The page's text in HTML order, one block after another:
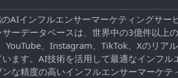
AIインフルエンサーマーケティングサー
ーデータベースは、世界中の3億件以上
YouTube、Instagram、TikTok、Xのリア
ます。AI技術を活用して最適なインフル
な精度の高いインフルエンサーマーケテ